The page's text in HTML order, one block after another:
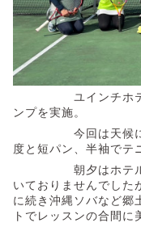
ユインチホテル南
ンプを実施。
今回は天候に恵
度と短パン、半袖でテ
朝夕はホテルの
いておりませんでした
に続き沖縄ソバなど郷
トでレッスンの合間に